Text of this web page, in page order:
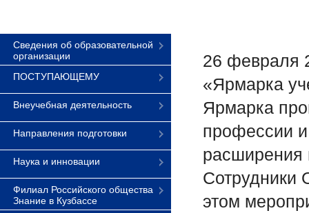
Сведения об образовательной
организации
ПОСТУПАЮЩЕМУ
Внеучебная деятельность
Направления подготовки
Наука и инновации
Филиал Российского общества
Знание в Кузбассе
26 февраля
«Ярмарка
Ярмарка
профессии и
расширения
Сотрудники
этом